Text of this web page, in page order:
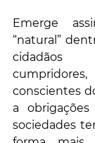
Emerge
“natural”
cidadãos
conscientes
a
sociedades